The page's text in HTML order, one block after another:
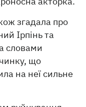
згадала про
Ірпінь та
словами
що
на неї сильне